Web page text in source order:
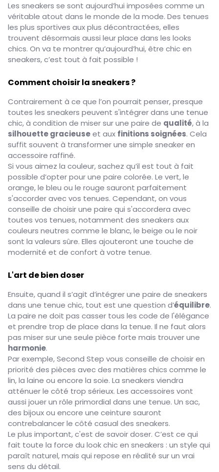
Les sneakers se sont aujourd’hui imposées comme un
véritable atout dans le monde de la mode. Des tenues
les plus sportives aux plus décontractées, elles
trouvent désormais aussi leur place dans les looks
chics. On va te montrer qu’aujourd’hui, être chic en
sneakers, c’est tout à fait possible !
Comment choisir la sneakers ?
Contrairement à ce que l’on pourrait penser, presque
toutes les sneakers peuvent s'intégrer dans une tenue
chic, à condition de miser sur une paire de qualité, à la
silhouette gracieuseet aux finitions soignées. Cela
suffit souvent à transformer une simple sneaker en
accessoire raffiné.
Si vous aimez la couleur, sachez qu’il est tout à fait
possible d’opter pour une paire colorée. Le vert, le
orange, le bleu ou le rouge sauront parfaitement
s'accorder avec vos tenues. Cependant, on vous
conseille de choisir une paire qui s'accordera avec
toutes vos tenues, notamment des sneakers aux
couleurs neutres comme le blanc, le beige ou le noir
sont la valeurs sûre. Elles ajouteront une touche de
modernité et de confort à votre tenue.
L'art de bien doser
Ensuite, quand il s’agit d’intégrer une paire de sneakers
dans une tenue chic, tout est une question d’équilibre.
La paire ne doit pas casser tous les code de l'élégance
et prendre trop de place dans la tenue. Il ne faut alors
pas miser sur une seule pièce forte mais trouver une
harmonie.
Par exemple, Second Step vous conseille de choisir en
priorité des pièces avec des matières chics comme le
lin, la laine ou encore la soie. La sneakers viendra
atténuer le côté trop sérieux. Les accessoires vont
aussi jouer un rôle primordial dans une tenue. Un sac,
des bijoux ou encore une ceinture sauront
contrebalancer le côté casual des sneakers.
Le plus important, c'est de savoir doser. C’est ce qui
fait toute la force du look chic en sneakers : un style qui
paraît naturel, mais qui repose en réalité sur un vrai
sens du détail.